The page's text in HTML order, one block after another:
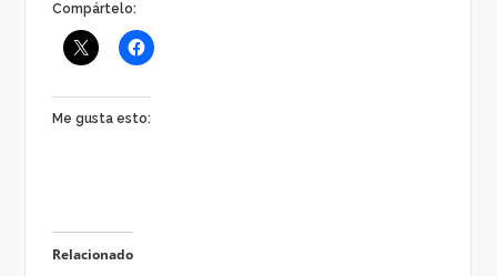
Compártelo:
Me gusta esto:
Relacionado